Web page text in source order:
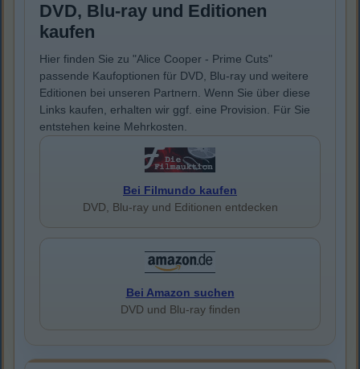
DVD, Blu-ray und Editionen
kaufen
Hier finden Sie zu "Alice Cooper - Prime Cuts"
passende Kaufoptionen für DVD, Blu-ray und weitere
Editionen bei unseren Partnern. Wenn Sie über diese
Links kaufen, erhalten wir ggf. eine Provision. Für Sie
entstehen keine Mehrkosten.
Bei Filmundo kaufen
DVD, Blu-ray und Editionen entdecken
Bei Amazon suchen
DVD und Blu-ray finden